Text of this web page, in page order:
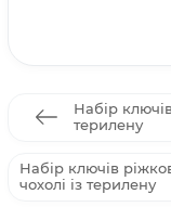
Набір
терилену
Набір ключів
чохолі із терилену